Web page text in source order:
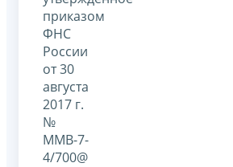
приказом
ФНС
России
от 30
августа
2017 г.
№
ММВ-7-
4/700@